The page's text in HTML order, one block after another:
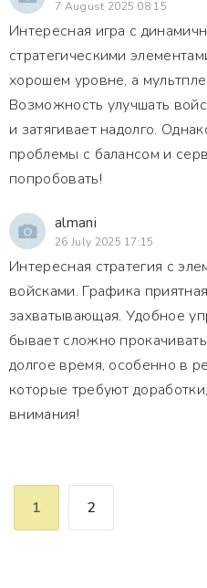
7 August 2025 08:15
Интересная игра с
стратегическими
хорошем уровне, а
Возможность улучшать
и затягивает надолго.
проблемы с балансом и
попробовать!
almani
26 July 2025 17:15
Интересная стратегия с
войсками. Графика
захватывающая. Удобное
бывает сложно
долгое время, особенно в
которые требуют
внимания!
1 2